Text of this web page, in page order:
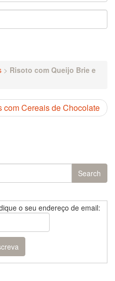
> Risoto com Queijo Brie e
com Cereais de Chocolate
Search
o seu endereço de email: